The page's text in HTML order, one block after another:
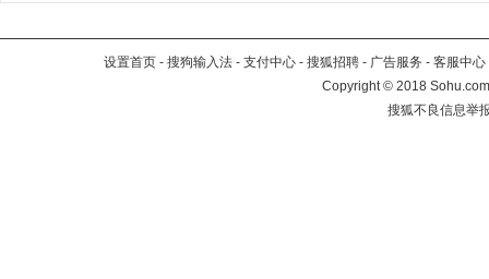
设置首页 - 搜狗输入法 - 支付中心 - 搜狐招聘 - 广告服务 - 客服中心
Copyright©2018
搜狐不良信息举